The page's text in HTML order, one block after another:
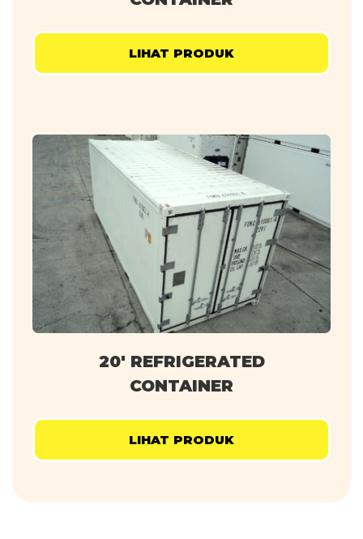
LIHAT PRODUK
20' REFRIGERATED
CONTAINER
LIHAT PRODUK